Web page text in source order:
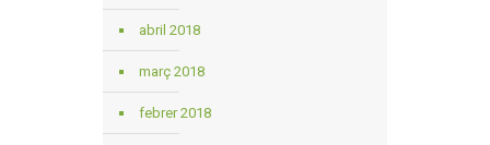
abril 2018
març 2018
febrer 2018